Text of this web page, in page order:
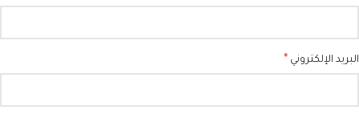
البريد الإلكتروني *